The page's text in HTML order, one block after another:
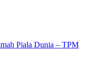
Piala Dunia – TPM